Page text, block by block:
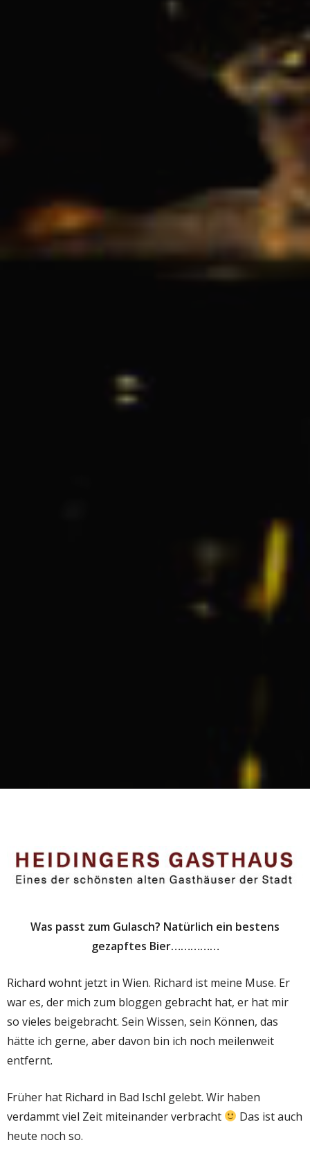
Was passt zum Gulasch? Natürlich ein bestens
gezapftes Bier……………
Richard wohnt jetzt in Wien. Richard ist meine Muse. Er
war es, der mich zum bloggen gebracht hat, er hat mir
so vieles beigebracht. Sein Wissen, sein Können, das
hätte ich gerne, aber davon bin ich noch meilenweit
entfernt.
Früher hat Richard in Bad Ischl gelebt. Wir haben
verdammt viel Zeit miteinander verbracht
Das ist auch
heute noch so.